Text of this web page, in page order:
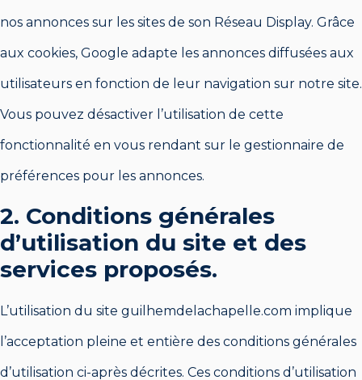
nos annonces sur les sites de son Réseau Display. Grâce
aux cookies, Google adapte les annonces diffusées aux
utilisateurs en fonction de leur navigation sur notre site.
Vous pouvez désactiver l’utilisation de cette
fonctionnalité en vous rendant sur le gestionnaire de
préférences pour les annonces.
2. Conditions générales
d’utilisation du site et des
services proposés.
L’utilisation du site guilhemdelachapelle.com implique
l’acceptation pleine et entière des conditions générales
d’utilisation ci-après décrites. Ces conditions d’utilisation